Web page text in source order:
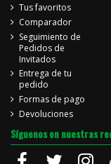
Tus favoritos
Comparador
Seguimiento de
Pedidos de
Invitados
Entrega de tu
pedido
Formas de pago
Devoluciones
Síguenos en nuestras